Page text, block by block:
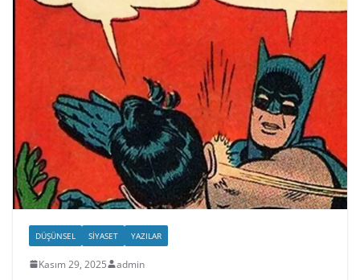
DÜŞÜNSEL SIYASET YAZILAR
Kasım 29, 2025 admin